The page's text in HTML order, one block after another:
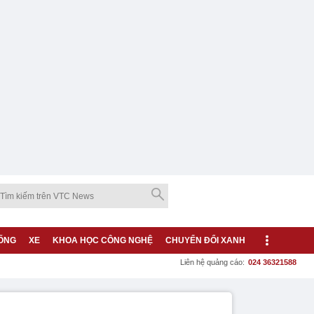
XE KHOA HỌC CÔNG NGHỆ CHUYỂN ĐỔI XANH
Liên hệ quảng cáo: 024 36321588